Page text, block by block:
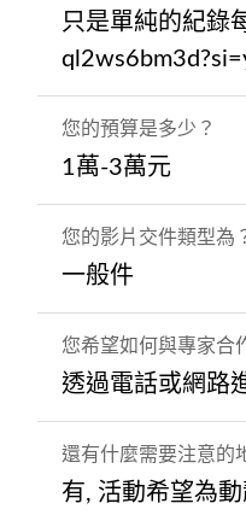
只是單純的紀錄
您的預算是多少？
1萬-3萬元
您的影片交件類型為
一般件
您希望如何與專家合
透過電話或網路
還有什麼需要注意的
有, 活動希望為